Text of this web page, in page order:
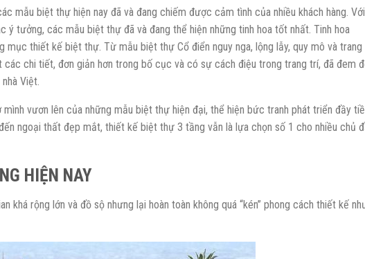
mẫu biệt thự hiện nay đã và đang chiếm được cảm tình của nhiều khách hàng. Với
tưởng, các mẫu biệt thự đã và đang thể hiện những tinh hoa tốt nhất. Tinh hoa
thiết kế biệt thự. Từ mẫu biệt thự Cổ điển nguy nga, lộng lẫy, quy mô và trang
chi tiết, đơn giản hơn trong bố cục và có sự cách điệu trong trang trí, đã đem
Việt.
vươn lên của những mẫu biệt thự hiện đại, thể hiện bức tranh phát triển đầy
ngoại thất đẹp mắt, thiết kế biệt thự 3 tầng vẫn là lựa chọn số 1 cho nhiều chủ
HIỆN NAY
rộng lớn và đồ sộ nhưng lại hoàn toàn không quá “kén” phong cách thiết kế